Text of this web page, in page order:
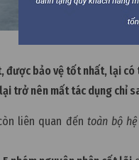
bảo vệ tốt nhất, lại có
trở nên mất tác dụng chỉ
liên quan đến toàn bộ